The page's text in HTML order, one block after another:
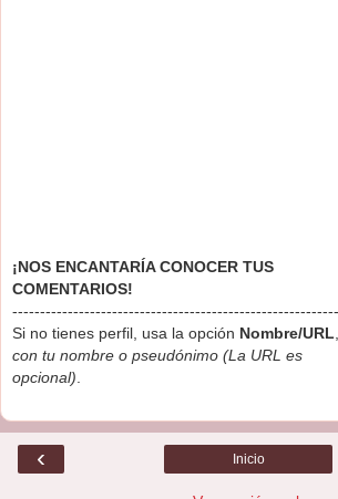
¡NOS ENCANTARÍA CONOCER TUS
COMENTARIOS!
-----------------------------------------------------------
Si no tienes perfil, usa la opción Nombre/URL
con tu nombre o pseudónimo (La URL es
opcional)
‹ Inicio